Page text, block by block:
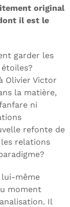
original
il est le
garder les
Olivier Victor
la matière,
ni
refonte de
relations
même
moment
Il